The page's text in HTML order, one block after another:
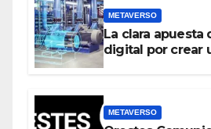
METAVERSO
La clara apuesta
digital por crear
METAVERSO